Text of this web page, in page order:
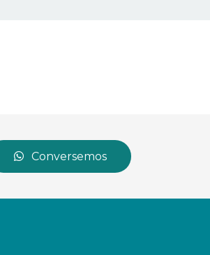
Conversemos